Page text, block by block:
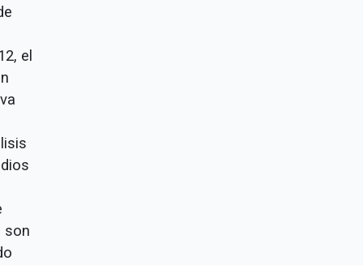
el
son